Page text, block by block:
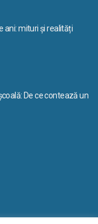
ani: mituri și realități
De ce contează un